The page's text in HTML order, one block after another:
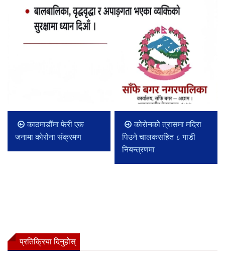
काठमाडौंमा फेरी एक
जनामा कोरोना संक्रमण
कोरोनको त्रासमा मदिरा
पिउने चालकसहित ८ गाडी
नियन्त्रणमा
प्रतिक्रिया दिनुहोस्